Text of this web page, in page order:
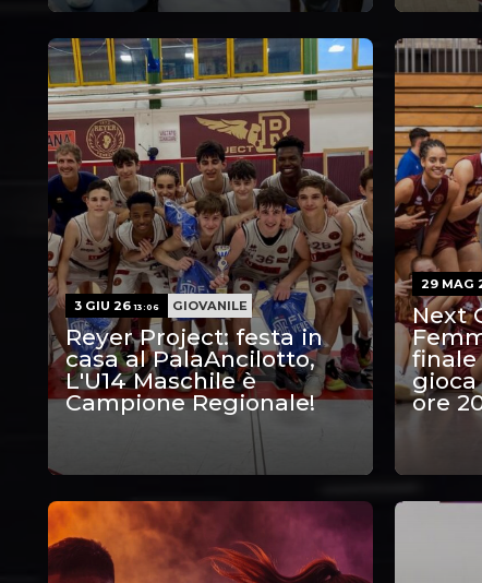
Reyer Project: festa in
casa al PalaAncilotto,
L'U14 Maschile è
Campione Regionale!
3 GIU 2613:06 GIOVANILE
Next
ore
29 MAG